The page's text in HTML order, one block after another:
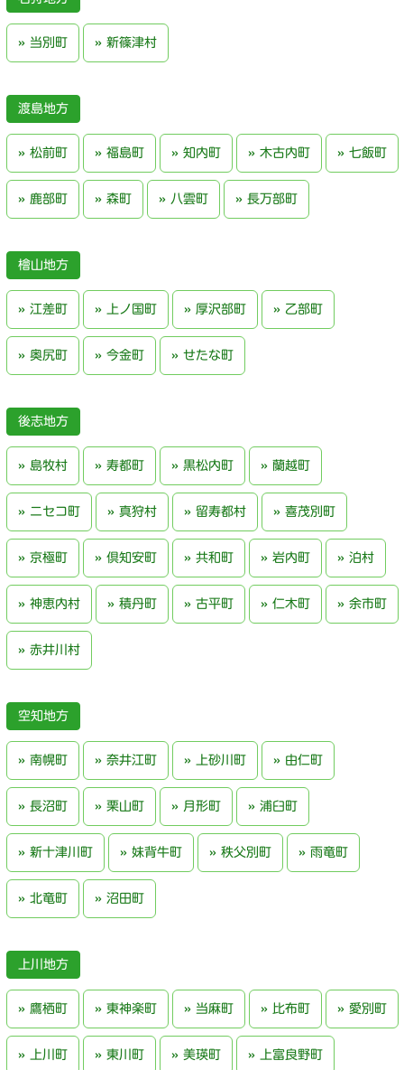
当別町 新篠津村
渡島地方
松前町 福島町 知内町 木古内町 七飯町
鹿部町 森町 八雲町 長万部町
檜山地方
江差町 上ノ国町 厚沢部町 乙部町
奥尻町 今金町 せたな町
後志地方
島牧村 寿都町 黒松内町 蘭越町
ニセコ町 真狩村 留寿都村 喜茂別町
京極町 倶知安町 共和町 岩内町 泊村
神恵内村 積丹町 古平町 仁木町 余市町
赤井川村
空知地方
南幌町 奈井江町 上砂川町 由仁町
長沼町 栗山町 月形町 浦臼町
新十津川町 妹背牛町 秩父別町 雨竜町
北竜町 沼田町
上川地方
鷹栖町 東神楽町 当麻町 比布町 愛別町
上川町 東川町 美瑛町 上富良野町